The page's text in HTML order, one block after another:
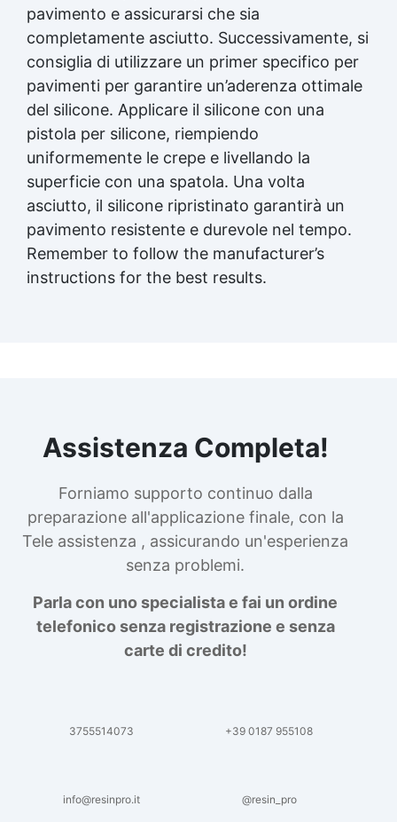
pavimento e assicurarsi che sia
completamente asciutto. Successivamente, si
consiglia di utilizzare un primer specifico per
pavimenti per garantire un’aderenza ottimale
del silicone. Applicare il silicone con una
pistola per silicone, riempiendo
uniformemente le crepe e livellando la
superficie con una spatola. Una volta
asciutto, il silicone ripristinato garantirà un
pavimento resistente e durevole nel tempo.
Remember to follow the manufacturer’s
instructions for the best results.
Assistenza Completa!
Forniamo supporto continuo dalla
preparazione all'applicazione finale, con la
Tele assistenza , assicurando un'esperienza
senza problemi.
Parla con uno specialista e fai un ordine
telefonico senza registrazione e senza
carte di credito!
3755514073 +39 0187 955108
info@resinpro.it @resin_pro